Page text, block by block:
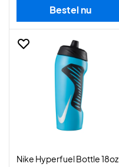
Bestel nu
Nike Hyperfuel Bottle 18oz